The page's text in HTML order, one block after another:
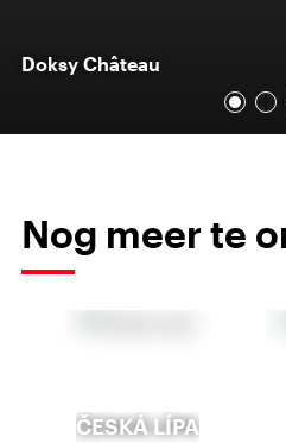
Doksy Château
Nog meer te
ČESKÁ LÍPA